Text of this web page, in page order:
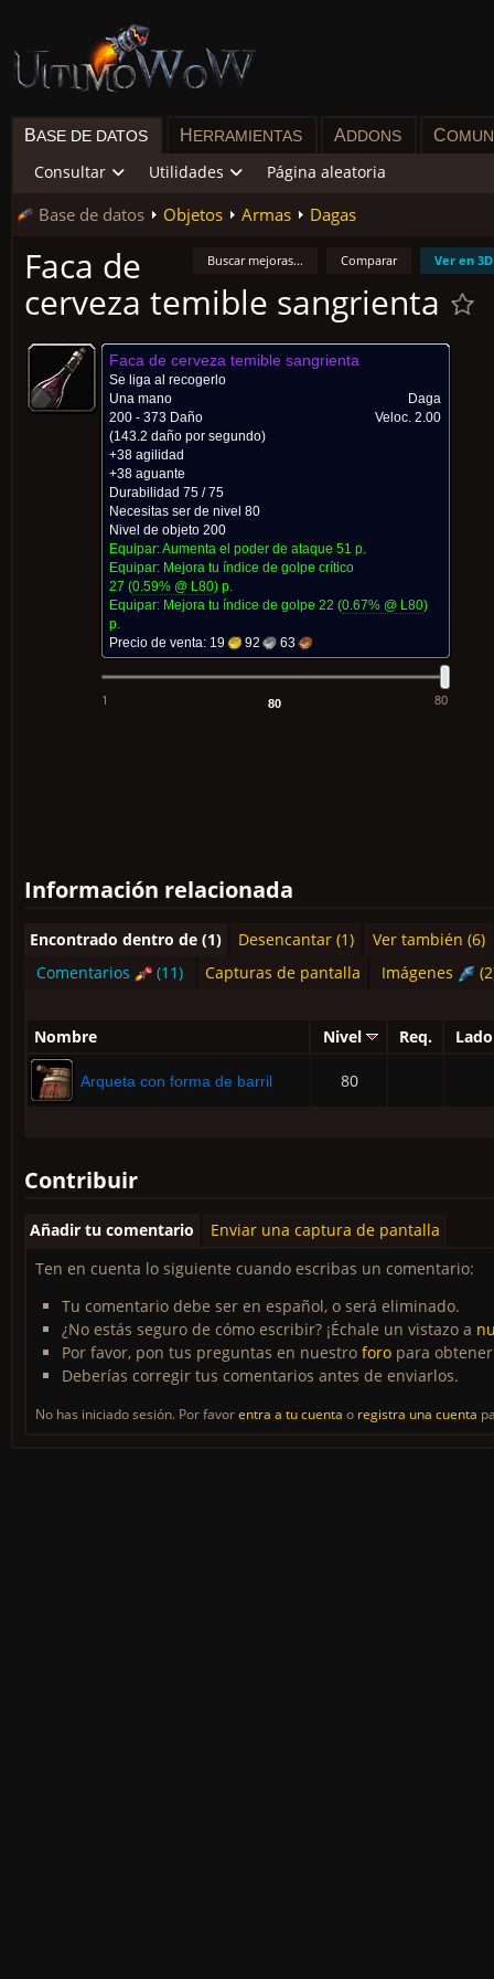
BASE DE DATOS H ERRAMIENTAS ADDONS C
Consultar Utilidades Página aleatoria
Base de datos Objetos Armas Dagas
Ver en 3D
Comparar
Buscar mejoras...
Faca de
cerveza temible sangrienta
Faca de cerveza temible sangrienta
Se liga al recogerlo
Una mano
Daga
200 - 373 Daño
Veloc. 2.00
(143.2 daño por segundo)
+38 agilidad
+38 aguante
Durabilidad 75 / 75
Necesitas ser de nivel 80
Nivel de objeto 200
Equipar: Aumenta el poder de ataque 51 p.
Equipar: Mejora tu índice de golpe crítico
27 (0.59% @ L80) p.
Equipar: Mejora tu índice de golpe 22 (0.67% @ L80)
p.
Precio de venta: 19 92 63
1 80
Información relacionada
Encontrado dentro de (1) Desencantar (1)
Ver también (6)
Comentarios
(11) Capturas de pantalla Imágenes
Nombre Nivel Req. Lado
Arqueta con forma de barril 80
Contribuir
Añadir tu comentario
Enviar una captura de pantalla
Ten en cuenta lo siguiente cuando escribas un comentario:
Tu comentario debe ser en español, o será eliminado.
¿No estás seguro de cómo escribir? ¡Échale un vistazo a
Por favor, pon tus preguntas en nuestro foro para
Deberías corregir tus comentarios antes de enviarlos.
No has iniciado sesión. Por favorentra a tu cuenta o registra una cuenta